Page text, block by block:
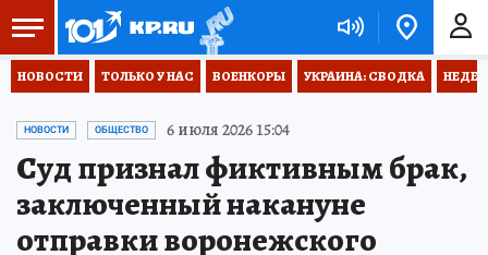
НОВОСТИ ТОЛЬКО У НАС ВОЕНКОРЫ УКРАИНА: СВОДКА
НОВОСТИ ОБЩЕСТВО 6 июля 2026 15:04
Суд признал фиктивным брак,
заключенный накануне
отправки воронежского